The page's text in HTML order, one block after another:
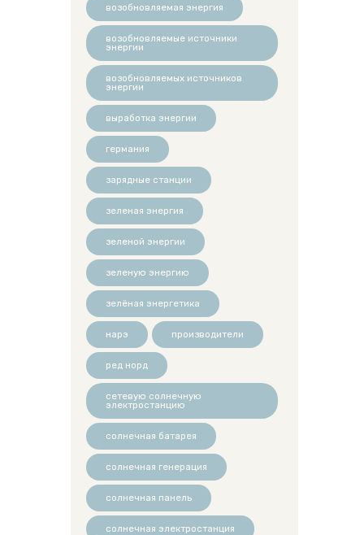
возобновляемая энергия
возобновляемые источники
энергии
возобновляемых источников
энергии
выработка энергии
германия
зарядные станции
зеленая энергия
зеленой энергии
зеленую энергию
зелёная энергетика
нарэ производители
ред норд
сетевую солнечную
электростанцию
солнечная батарея
солнечная генерация
солнечная панель
солнечная электростанция